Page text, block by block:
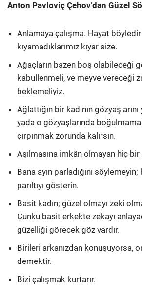
Anton Pavloviç Çehov’dan Güzel
Anlamaya çalışma. Hayat
kıyamadıklarımız kıyar size.
Ağaçların bazen boş olabileceği
kabullenmeli, ve meyve vereceği
beklemeliyiz.
Ağlattığın bir kadının
yada o gözyaşlarında
çırpınmak zorunda kalırsın.
Aşılmasına imkân olmayan hiç
Bana ayın parladığını
parıltıyı gösterin.
Basit kadın; güzel olmayı zeki
Çünkü basit erkekte zekayı
güzelliği görecek göz vardır.
Birileri arkanızdan konuşuyorsa,
demektir.
Bizi çalışmak kurtarır.